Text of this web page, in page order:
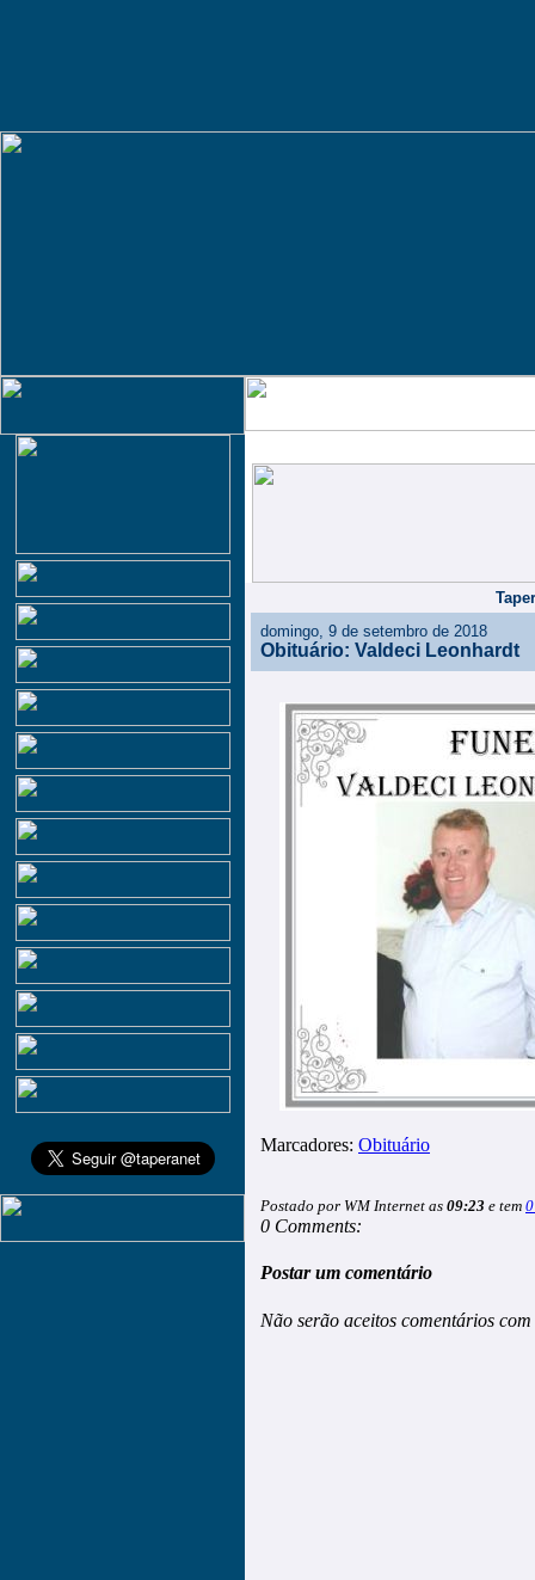
domingo, 9 de setembro de 2018
Obituário: Valdeci Leonhardt
Marcadores: Obituário
Postado por WM Internet as 09:23 e tem
0 Comments:
Postar um comentário
Não serão aceitos comentários